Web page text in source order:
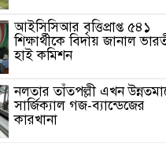
আইসিসিআর বৃত্তিপ্রাপ্ত ৫৪১
শিক্ষার্থীকে বিদায় জানাল
হাই কমিশন
নলতার তাঁতপল্লী এখন
সার্জিক্যাল গজ-ব্যান্ডেজের
কারখানা